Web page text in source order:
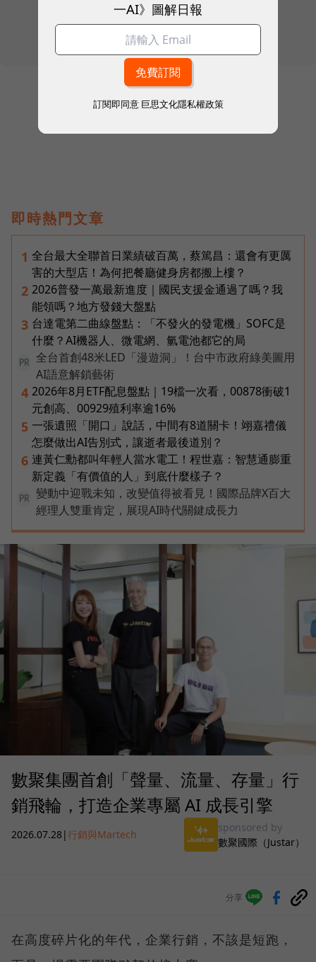
往下滑看下一篇文章
即時熱門文章
1 全台最大全聯首日業績破百萬，蔡篤昌：還會有更厲
害的大型店！為何把餐廳健身房都搬上樓？
2 2026普發一萬最新進度｜國民支援金通過了嗎？我
能領嗎？地方發錢大盤點
3 台達電第二曲線盤點：「不發火的發電機」SOFC是
什麼？AI機器人、微電網、氫電池都它的局
PR
全台首創48米LED「漫遊洞」！台中市政府綠美圖用
AI語意解鎖藝術
4 2026年8月ETF配息盤點｜19檔一次看，00878衝破1
元創高、00929殖利率逾16%
5 一張遺照「開口」說話，中間有8道關卡！翊嘉禮儀
怎麼做出AI告別式，讓逝者最後道別？
6 連黃仁勳都叫年輕人當水電工！程世嘉：智慧通膨重
新定義「有價值的人」到底什麼樣子？
PR
變動中迎戰未知，改變值得被看見！國際品牌X百大
經理人雙重肯定，展現AI時代關鍵成長力
數聚集團首創「聲量、流量、存量」行
銷飛輪，打造企業專屬 AI 成長引擎
2026.07.28|行銷與Martech
sponsored by
數聚國際（Justar）
分享
在高度碎片化的年代，企業行銷，不該是短跑，
一AI》圖解日報
訂閱即同意 巨思文化隱私權政策